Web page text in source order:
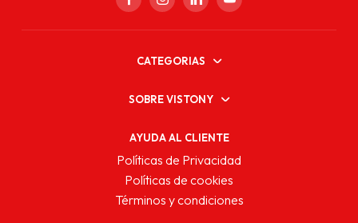
CATEGORIAS
SOBRE VISTONY
AYUDA AL CLIENTE
Políticas de Privacidad
Políticas de cookies
Términos y condiciones